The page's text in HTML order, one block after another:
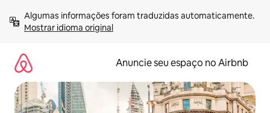
para
Mostrar idioma original
Anuncie seu espaço no Airbnb